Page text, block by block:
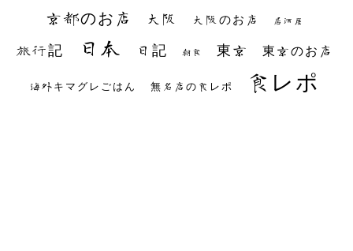
京都のお店 大阪 大阪のお店 居酒屋
旅行記 日本 日記 朝食 東京 東京のお店
海外キマグレごはん 無名店の食レポ 食レポ